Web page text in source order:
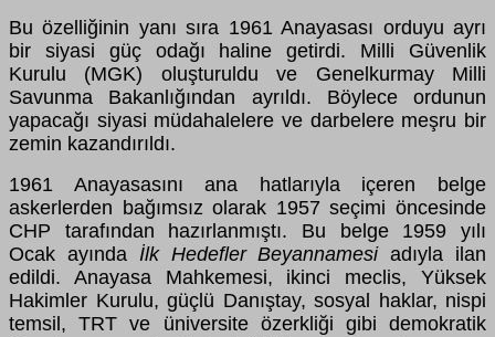
Bu özelliğinin yanı sıra 1961 Anayasası orduyu ayrı
bir siyasi güç odağı haline getirdi. Milli Güvenlik
Kurulu (MGK) oluşturuldu ve Genelkurmay Milli
Savunma Bakanlığından ayrıldı. Böylece ordunun
yapacağı siyasi müdahalelere ve darbelere meşru bir
zemin kazandırıldı.
1961 Anayasasını ana hatlarıyla içeren belge
askerlerden bağımsız olarak 1957 seçimi öncesinde
CHP tarafından hazırlanmıştı. Bu belge 1959 yılı
Ocak ayında İlk Hedefler Beyannamesiadıyla ilan
edildi. Anayasa Mahkemesi, ikinci meclis, Yüksek
Hakimler Kurulu, güçlü Danıştay, sosyal haklar, nispi
temsil, TRT ve üniversite özerkliği gibi demokratik